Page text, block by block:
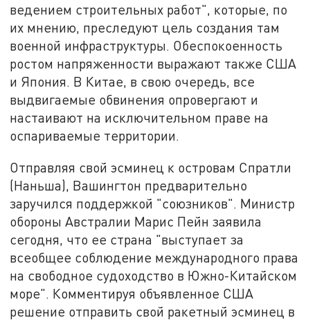
ведением строительных работ", которые, по
их мнению, преследуют цель создания там
военной инфраструктуры. Обеспокоенность
ростом напряженности выражают также США
и Япония. В Китае, в свою очередь, все
выдвигаемые обвинения опровергают и
настаивают на исключительном праве на
оспариваемые территории.
Отправляя свой эсминец к островам Спратли
(Наньша), Вашингтон предварительно
заручился поддержкой "союзников". Министр
обороны Австралии Марис Пейн заявила
сегодня, что ее страна "выступает за
всеобщее соблюдение международного права
на свободное судоходство в Южно-Китайском
море". Комментируя объявленное США
решение отправить свой ракетный эсминец в